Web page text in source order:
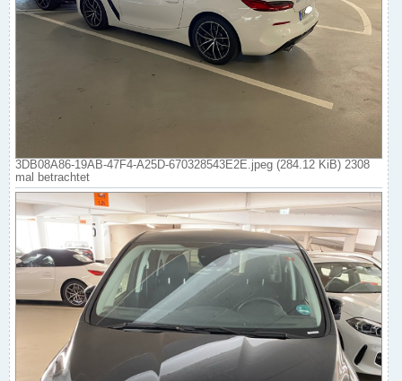
3DB08A86-19AB-47F4-A25D-670328543E2E.jpeg (284.12 KiB) 2308
mal betrachtet